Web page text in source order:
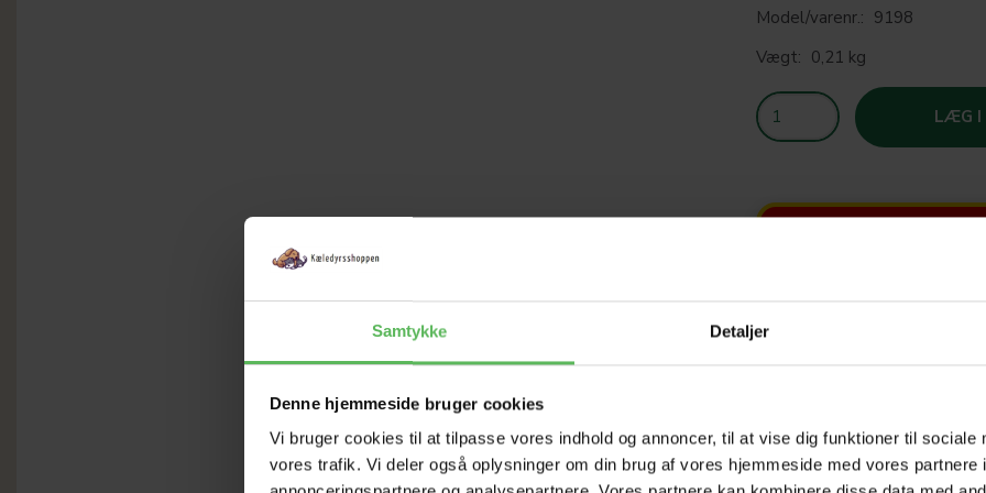
Samtykke Detaljer
Denne hjemmeside bruger cookies
Vi bruger cookies til at tilpasse vores indhold og annoncer, til at vise dig funktioner til sociale
vores trafik. Vi deler også oplysninger om din brug af vores hjemmeside med vores partnere
Model/varenr.: 9198
Vægt: 0,21 kg
LÆG I
HELE
Tilbud